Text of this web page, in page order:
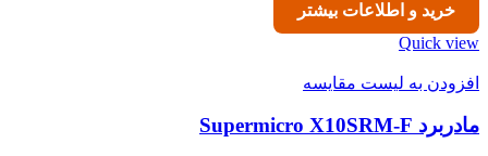
خرید و اطلاعات بیشتر
Quick view
افزودن به لیست مقایسه
مادربرد Supermicro X10SRM-F